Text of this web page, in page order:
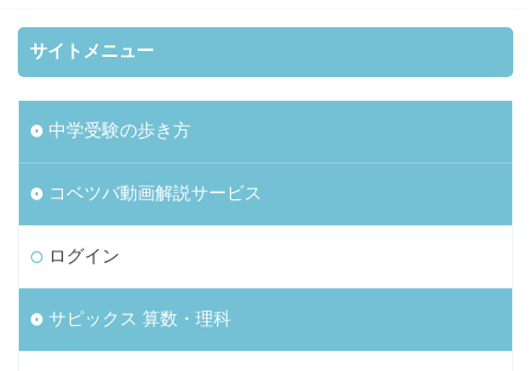
サイトメニュー
中学受験の歩き方
コベツバ動画解説サービス
ログイン
サピックス 算数・理科